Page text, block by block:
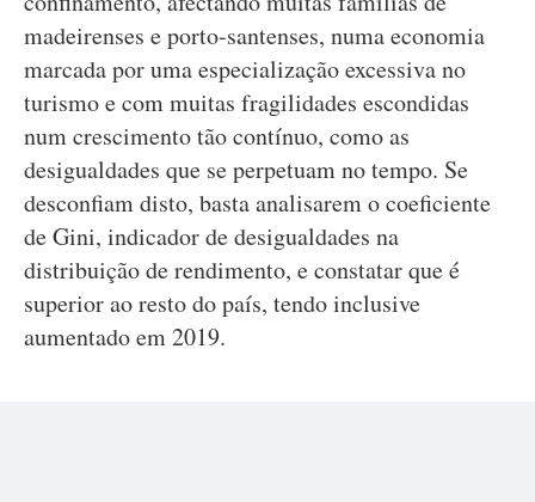
madeirenses e porto-santenses, numa economia
marcada por uma especialização excessiva no
turismo e com muitas fragilidades escondidas
num crescimento tão contínuo, como as
desigualdades que se perpetuam no tempo. Se
desconfiam disto, basta analisarem o coeficiente
de Gini, indicador de desigualdades na
distribuição de rendimento, e constatar que é
superior ao resto do país, tendo inclusive
aumentado em 2019.